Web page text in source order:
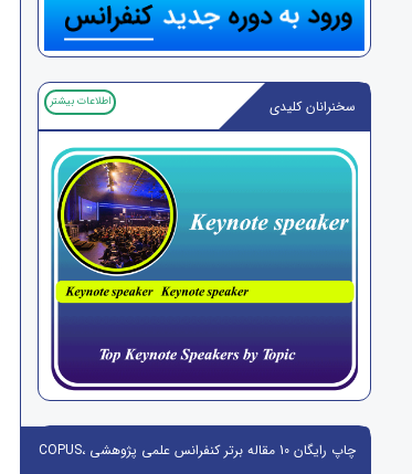
سخنرانان کلیدی اطلاعات بیشتر
چاپ رایگان 10 مقاله برتر کنفرانس علمی پژوهشی ،ISI,SCOPUS